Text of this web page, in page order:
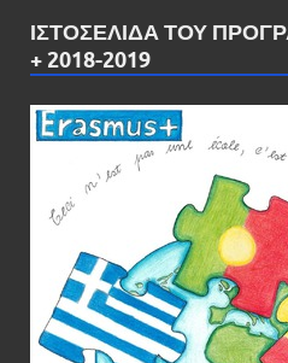
ΙΣΤΟΣΕΛΊΔΑ ΤΟΥ
+ 2018-2019